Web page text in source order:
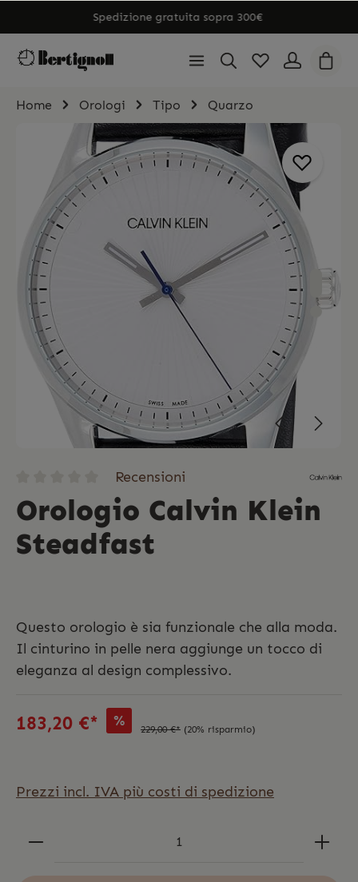
Spedizione gratuita sopra 300€
Home Orologi Tipo Quarzo
Recensioni
Orologio Calvin Klein
Steadfast
Questo orologio è sia funzionale che alla moda.
Il cinturino in pelle nera aggiunge un tocco di
eleganza al design complessivo.
183,20 €* % 229,00 €* (20% risparmio)
Prezzi incl. IVA più costi di spedizione